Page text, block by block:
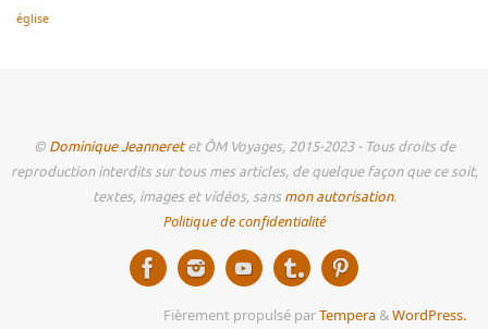
église
© Dominique Jeanneretet ÔM Voyages, 2015-2023 - Tous droits de
reproduction interdits sur tous mes articles, de quelque façon que ce soit,
textes, images et vidéos, sans mon autorisation.
Politique de confidentialité
Fièrement propulsé parTempera &WordPress.